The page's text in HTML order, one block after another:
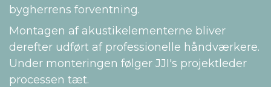
bygherrens forventning.
Montagen af akustikelementerne bliver
derefter udført af professionelle håndværkere.
Under monteringen følger JJI's projektleder
processen tæt.